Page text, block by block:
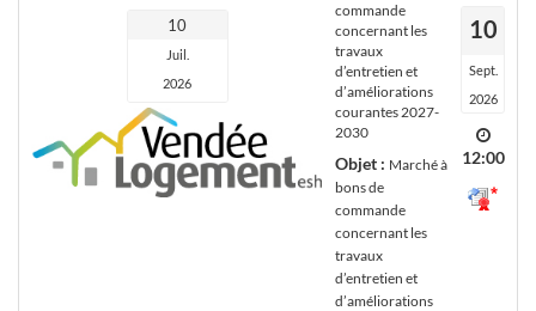
10
Juil.
2026
commande
concernant les
travaux
d’entretien et
d’améliorations
courantes 2027-
2030
Objet : Marché à
bons de
commande
concernant les
travaux
d’entretien et
d’améliorations
10
Sept.
2026
12:00